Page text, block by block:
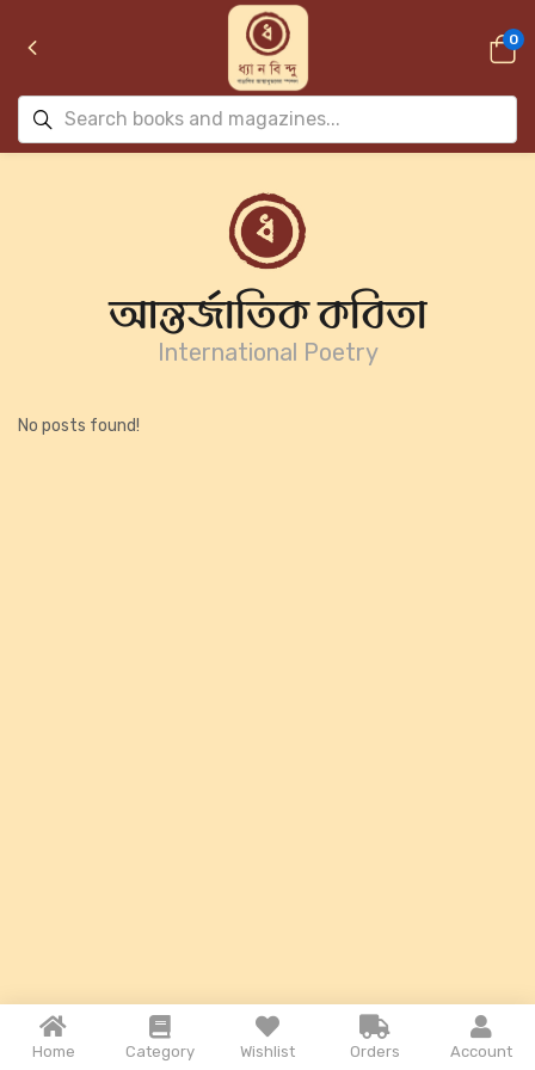
0
Home Category Wishlist Orders Account
আন্তর্জাতিক কবিতা
International Poetry
No posts found!